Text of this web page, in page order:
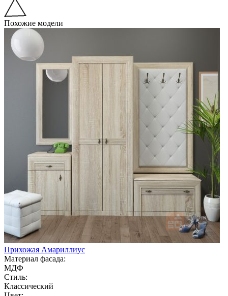
Похожие модели
Прихожая Амариллиус
Материал фасада:
МДФ
Стиль:
Классический